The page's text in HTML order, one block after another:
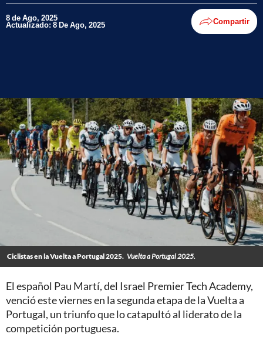
8 de Ago, 2025
Actualizado: 8 De Ago, 2025 Compartir
Ciclistas en la Vuelta a Portugal 2025. Vuelta a Portugal 2025.
El español Pau Martí, del Israel Premier Tech Academy,
venció este viernes en la segunda etapa de la Vuelta a
Portugal, un triunfo que lo catapultó al liderato de la
competición portuguesa.